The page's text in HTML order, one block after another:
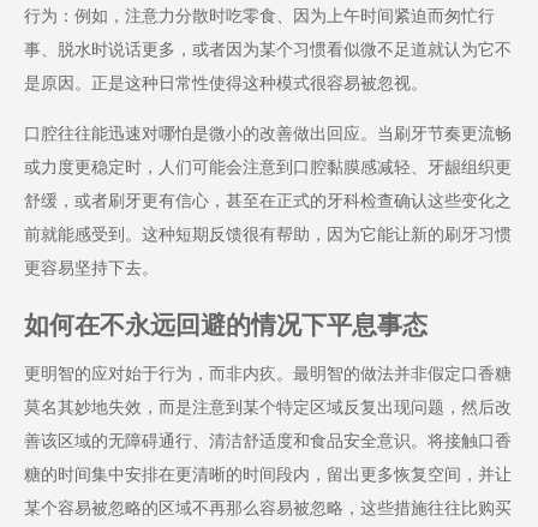
行为：例如，注意力分散时吃零食、因为上午时间紧迫而匆忙行
事、脱水时说话更多，或者因为某个习惯看似微不足道就认为它不
是原因。正是这种日常性使得这种模式很容易被忽视。
口腔往往能迅速对哪怕是微小的改善做出回应。当刷牙节奏更流畅
或力度更稳定时，人们可能会注意到口腔黏膜感减轻、牙龈组织更
舒缓，或者刷牙更有信心，甚至在正式的牙科检查确认这些变化之
前就能感受到。这种短期反馈很有帮助，因为它能让新的刷牙习惯
更容易坚持下去。
如何在不永远回避的情况下平息事态
更明智的应对始于行为，而非内疚。最明智的做法并非假定口香糖
莫名其妙地失效，而是注意到某个特定区域反复出现问题，然后改
善该区域的无障碍通行、清洁舒适度和食品安全意识。将接触口香
糖的时间集中安排在更清晰的时间段内，留出更多恢复空间，并让
某个容易被忽略的区域不再那么容易被忽略，这些措施往往比购买